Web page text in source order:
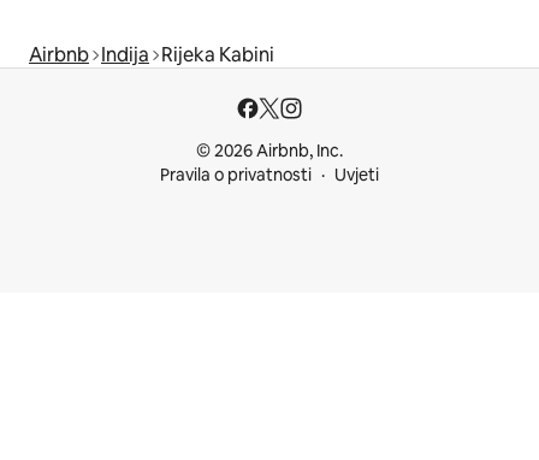
Airbnb Indija Rijeka Kabini
© 2026 Airbnb, Inc.
Pravila o privatnosti
Uvjeti